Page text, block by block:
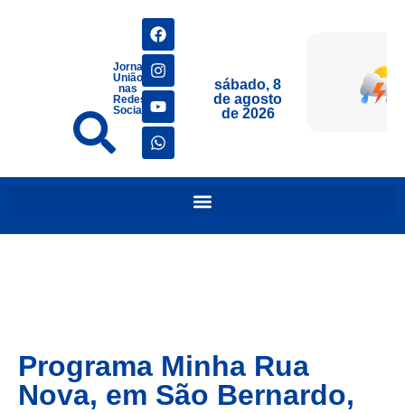
Jornais
União
nas
Redes
Sociais
sábado, 8
de agosto
de 2026
Programa Minha Rua
Nova, em São Bernardo,